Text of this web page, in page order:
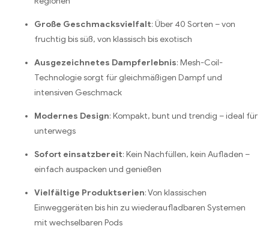
Große Geschmacksvielfalt: Über 40 Sorten – von
fruchtig bis süß, von klassisch bis exotisch
Ausgezeichnetes Dampferlebnis: Mesh-Coil-
Technologie sorgt für gleichmäßigen Dampf und
intensiven Geschmack
Modernes Design: Kompakt, bunt und trendig – ideal für
unterwegs
Sofort einsatzbereit: Kein Nachfüllen, kein Aufladen –
einfach auspacken und genießen
Vielfältige Produktserien: Von klassischen
Einweggeräten bis hin zu wiederaufladbaren Systemen
mit wechselbaren Pods